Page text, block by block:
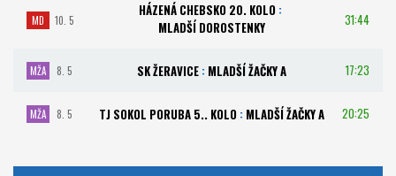
MD 10. 5
HÁZENÁ CHEBSKO 20. KOLO :
MLADŠÍ DOROSTENKY
31:44
MŽA 8. 5 SK ŽERAVICE: MLADŠÍ ŽAČKY A 17:23
MŽA 8. 5 TJ SOKOL PORUBA 5.. KOLO : MLADŠÍ ŽAČKY A 20:25